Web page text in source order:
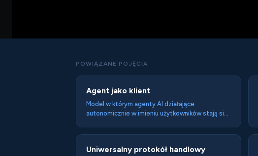
POWIĄZANE POJĘCIA
Agent jako klient
Model w którym agenty AI działające
autonomicznie w imieniu użytkowników stają się
osobnej warstwy optymalizacji obok tradycyjnej
Uniwersalny protokół handlowy